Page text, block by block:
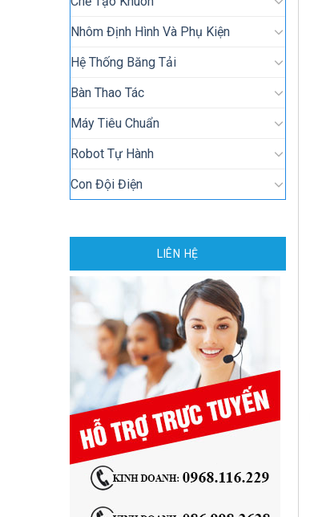
Nhôm Định Hình Và Phụ Kiện
Hệ Thống Băng Tải
Bàn Thao Tác
Máy Tiêu Chuẩn
Robot Tự Hành
Con Đội Điện
LIÊN HỆ